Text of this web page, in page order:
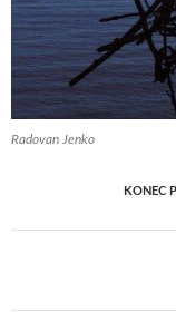
Radovan Jenko
KONEC